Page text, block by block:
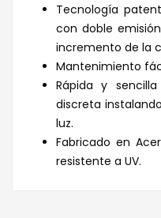
Tecnología
con doble
incremento de la
Mantenimiento
Rápida y
discreta
luz.
Fabricado en
resistente a UV.